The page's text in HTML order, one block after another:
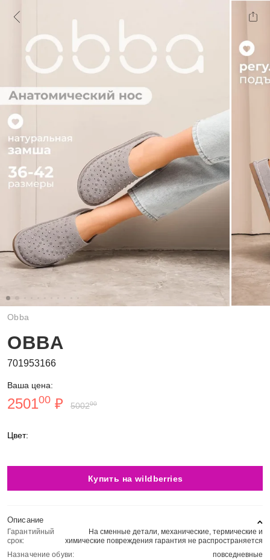
Obba
OBBA
701953166
Ваша цена:
250100 ₽ 500200
Цвет:
Купить на wildberries
Описание
Гарантийный
срок:
На сменные детали, механические, термические и
химические повреждения гарантия не распространяется
Назначение обуви:
повседневные